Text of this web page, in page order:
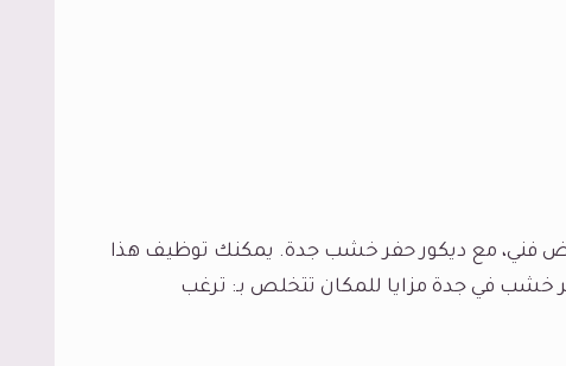
فني، مع ديكور حفر خشب جدة. يمكنك توظيف هذا
خشب في جدة مزايا للمكان تتخلص بـ: ترغب